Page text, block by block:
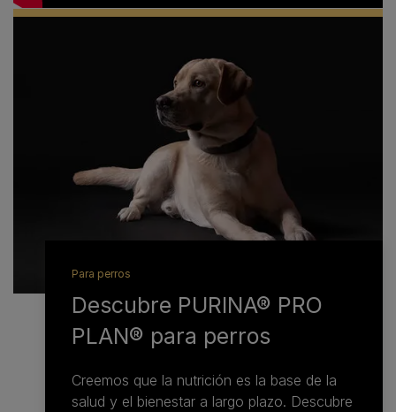
Para perros
Descubre PURINA® PRO
PLAN® para perros
Creemos que la nutrición es la base de la
salud y el bienestar a largo plazo. Descubre